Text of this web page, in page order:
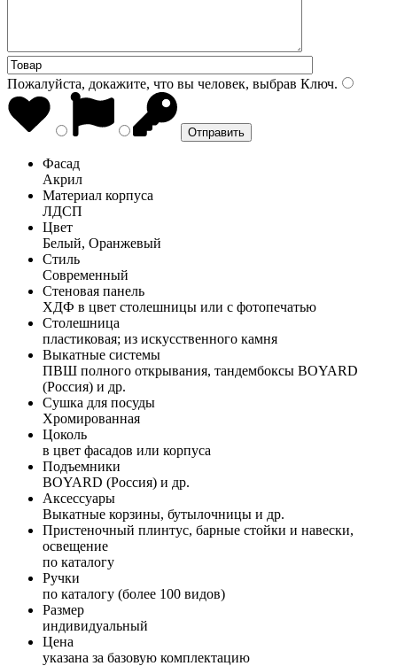
Пожалуйста, докажите, что вы человек, выбрав Ключ.
Фасад
Акрил
Материал корпуса
ЛДСП
Цвет
Белый, Оранжевый
Стиль
Современный
Стеновая панель
ХДФ в цвет столешницы или с фотопечатью
Столешница
пластиковая; из искусственного камня
Выкатные системы
ПВШ полного открывания, тандембоксы BOYARD
(Россия) и др.
Сушка для посуды
Хромированная
Цоколь
в цвет фасадов или корпуса
Подъемники
BOYARD (Россия) и др.
Аксессуары
Выкатные корзины, бутылочницы и др.
Пристеночный плинтус, барные стойки и навески,
освещение
по каталогу
Ручки
по каталогу (более 100 видов)
Размер
индивидуальный
Цена
указана за базовую комплектацию